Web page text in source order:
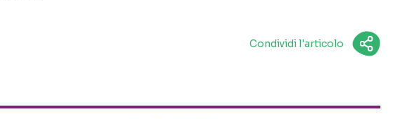
Condividi l'articolo